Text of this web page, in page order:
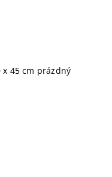
x 45 cm prázdný